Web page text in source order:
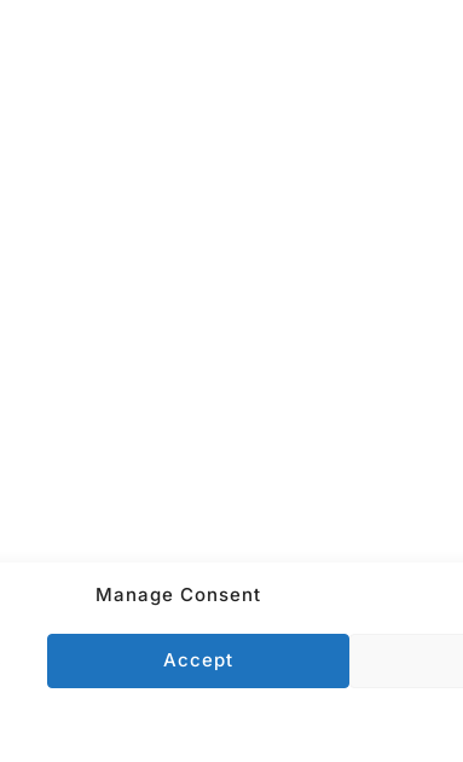
Manage Consent
Accept
ADRESSE
Silberstraße 22